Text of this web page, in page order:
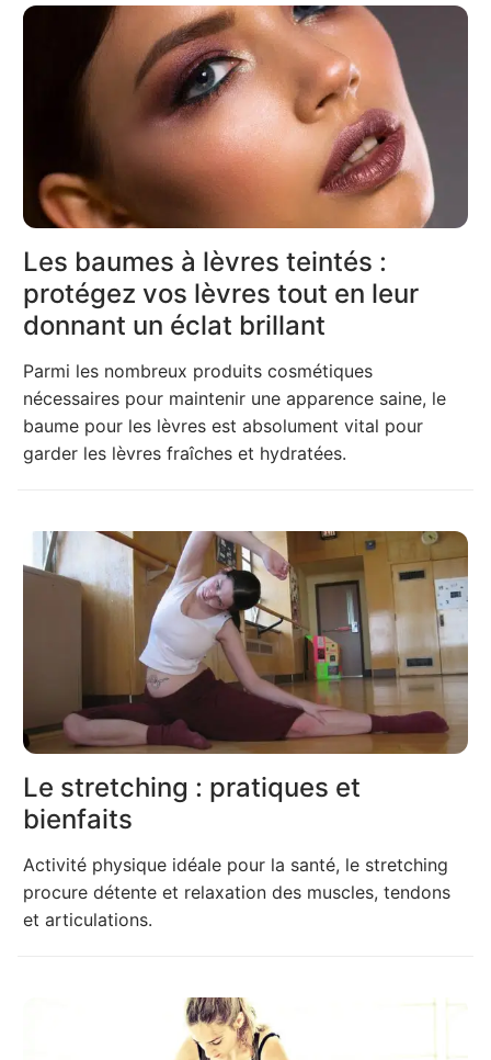
Les baumes à lèvres teintés :
protégez vos lèvres tout en leur
donnant un éclat brillant
Parmi les nombreux produits cosmétiques
nécessaires pour maintenir une apparence saine, le
baume pour les lèvres est absolument vital pour
garder les lèvres fraîches et hydratées.
Le stretching : pratiques et
bienfaits
Activité physique idéale pour la santé, le stretching
procure détente et relaxation des muscles, tendons
et articulations.